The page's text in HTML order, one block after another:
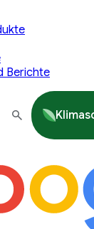
Berichte